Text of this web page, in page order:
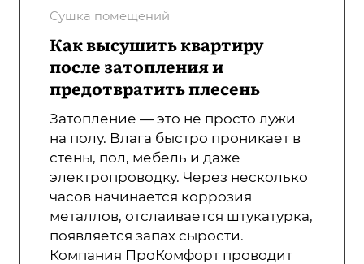
Сушка помещений
Как высушить квартиру
после затопления и
предотвратить плесень
Затопление — это не просто лужи
на полу. Влага быстро проникает в
стены, пол, мебель и даже
электропроводку. Через несколько
часов начинается коррозия
металлов, отслаивается штукатурка,
появляется запах сырости.
Компания ПроКомфорт проводит